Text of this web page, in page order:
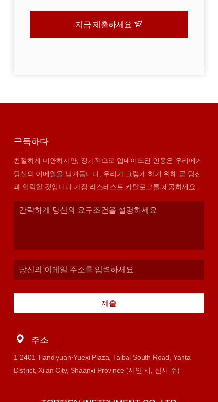
지금 제출하세요
구독하다
친절하게 미안하지만, 정기적으로 업데이트된 인용은 우리에게
당신의 이메일을 남겨둡니다, 우리가 그렇게 하기 위해 곧 당신
과 연락할 것입니다 가장 라스테스트 카탈로그를 제공하세요.
제출
주소
1-2401 Tiandiyuan·Yuexi Plaza, Taibai South Road, Yanta
District, Xi'an City, Shaanxi Province (시안 시, 산시 주)